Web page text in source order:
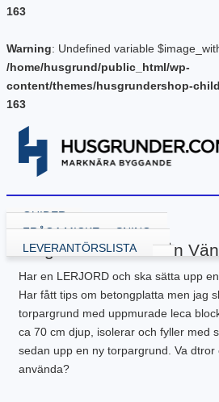
163
Warning: Undefined variable
/home/husgrund/public_html/wp-
content/themes/husgrundershop-
163
GUIDER
VÄLJA GRUNDLÖSNING
GRUND MED GJUTNING
GJUTA PLATTA – STARTA HÄR
PLATTA – ATTEFALL
PLATTA – GARAGE
PLATTA – INDUSTRI
PLATTA – KÄLLARE
PLATTA – UTERUM
PLATTA – PÅLNING
NY KÄLLARE
BYGGA KÄLLARE
BYGGA KÄLLARE – ATTEFALL
BALK – KRYPGRUND
KRYPGRUND – STARTA HÄR
KRYPGRUND – ATTEFALL
KRYPGRUND – TILLBYGGNAD
BALK – HYBRIDGRUND
BALK – VÄXTHUS
RENOVERA HUSGRUND
DRÄNERA HUS
KÄLLARE MED FUKT
KÄLLARRENOVERING
RADONSÄKRA DIN KÄLLARE
EW GRUNDRENOVERING
KRYPGRUND – GJUT IGEN
BYGGA POOL
GJUTEN ISOLERAD POOL
POOLGRUND
FLER GUIDER
BETONG
BYGGA ALTAN
DRÄNERANDE MATERIAL
GRUNDRITNINGAR
DOWNLOADS
FRÅGA MICKE
LEVERANTÖRSLISTA
Fråga från Helen från
Har en LERJORD och ska sätta upp
Har fått tips om betongplatta men jag
torpargrund med uppmurade leca
ca 70 cm djup, isolerar och fyller med
sedan upp en ny torpargrund. Va
använda?